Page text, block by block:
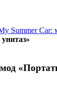
Summer Car: